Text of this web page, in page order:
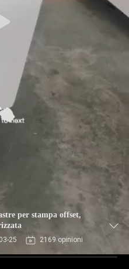
per stampa offset,
25 2169 opinioni